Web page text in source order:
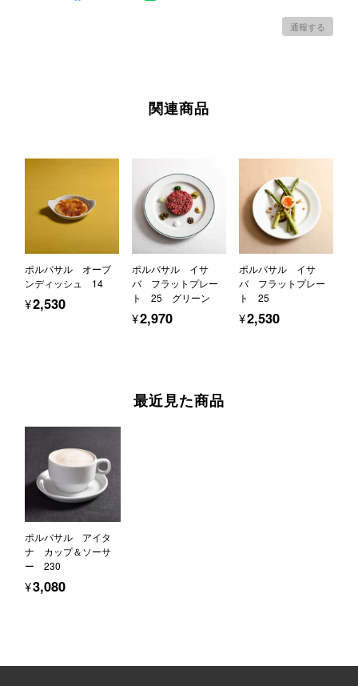
通報する
関連商品
ポルバサル オーブ
ンディッシュ 14
¥2,530
ポルバサル イサ
バ フラットプレー
ト 25 グリーン
¥2,970
ポルバサル イサ
バ フラットプレー
ト 25
¥2,530
最近見た商品
ポルバサル アイタ
ナ カップ＆ソーサ
ー 230
¥3,080